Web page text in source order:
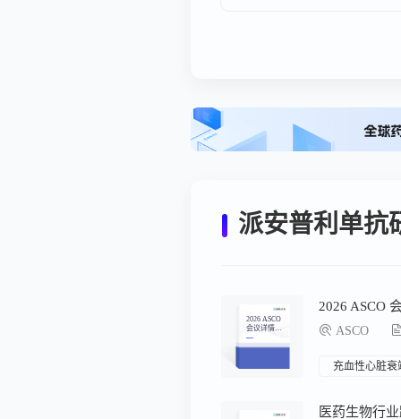
派安普利单抗
2026 ASCO
会议详情汇
总
2026 ASCO
ASCO
充血性心脏衰